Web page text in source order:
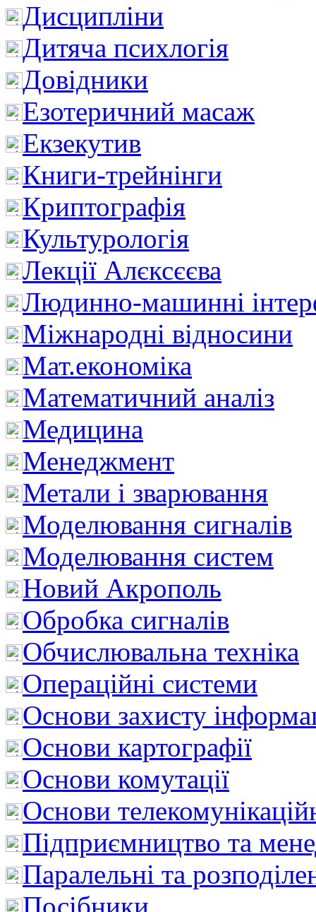
Дисципліни
Дитяча психлогія
Довідники
Езотеричний масаж
Екзекутив
Книги-трейнінги
Криптографія
Культурологія
Лекції Алєксєєва
Людинно-машинні
Міжнародні відносини
Мат.економіка
Математичний аналіз
Медицина
Менеджмент
Метали і зварювання
Моделювання сигналів
Моделювання систем
Новий Акрополь
Обробка сигналів
Обчислювальна техніка
Операційні системи
Основи захисту
Основи картографії
Основи комутації
Основи
Підприємництво та
Паралельні та